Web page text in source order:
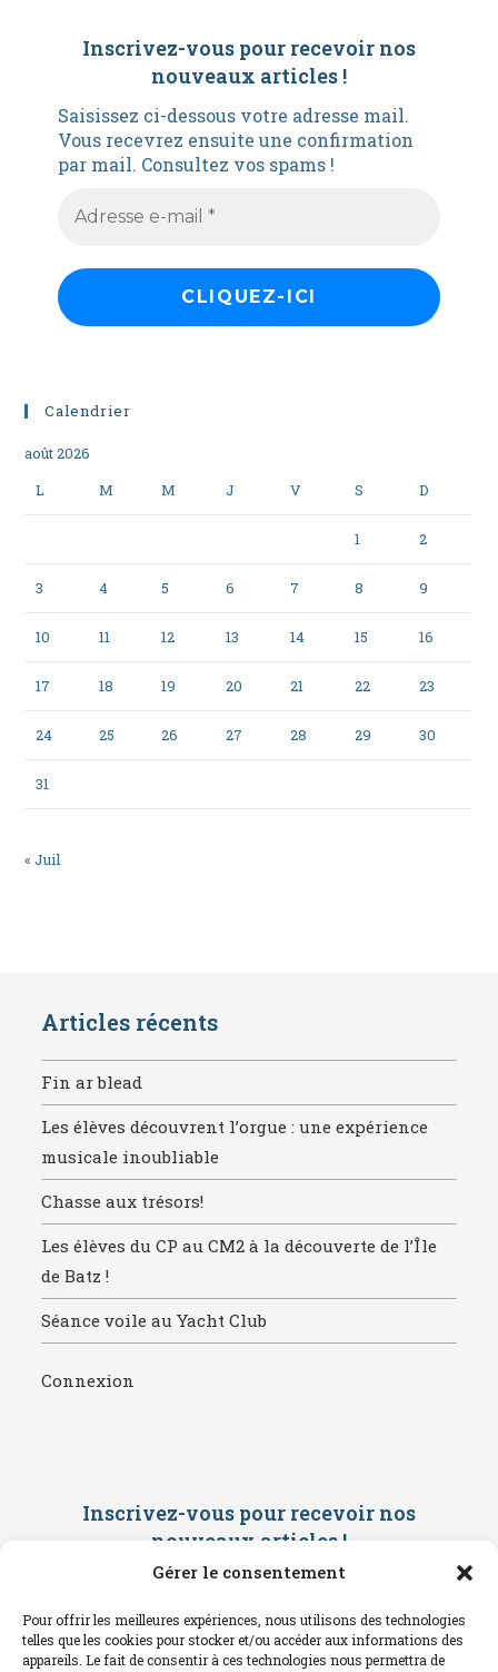
Gérer le consentement
Pour offrir les meilleures expériences, nous utilisons des technologies
telles que les cookies pour stocker et/ou accéder aux informations des
appareils. Le fait de consentir à ces technologies nous permettra de
Inscrivez-vous pour recevoir nos
nouveaux articles !
Saisissez ci-dessous votre adresse mail.
Vous recevrez ensuite une confirmation
par mail. Consultez vos spams !
Calendrier
août 2026
L
M M J V S D
1 2
3 4 5 6 7 8 9
10 11 12 13 14 15 16
17 18 19 20 21 22 23
24 25 26 27 28 29 30
31
« Juil
Articles récents
Fin ar blead
Les élèves découvrent l’orgue : une expérience
musicale inoubliable
Chasse aux trésors!
Les élèves du CP au CM2 à la découverte de l’Île
de Batz !
Séance voile au Yacht Club
Connexion
Inscrivez-vous pour recevoir nos
nouveaux articles !
Saisissez ci-dessous votre adresse
confirmation par mail. Consultez vos
spams !